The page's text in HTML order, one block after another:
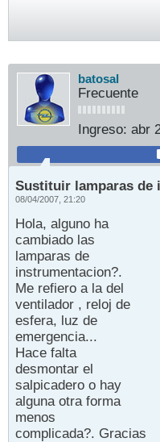
batosal
Frecuente
Ingreso: abr
Sustituir lamparas de
08/04/2007, 21:20
Hola, alguno ha
cambiado las
lamparas de
instrumentacion?.
Me refiero a la del
ventilador , reloj de
esfera, luz de
emergencia...
Hace falta
desmontar el
salpicadero o hay
alguna otra forma
menos
complicada?. Gracias